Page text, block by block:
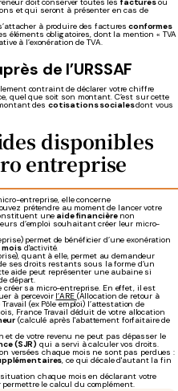
doit conserver toutes les facturesou
et qui seront à présenter en cas de
à produire des factures conformes
éléments obligatoires, dont la mention « TVA
à l’exonération de TVA.
de l’URSSAF
contraint de déclarer votre chiffre
quel que soit son montant. C’est sur cette
des cotisations socialesdont vous
disponibles
entreprise
entreprise, elle concerne
prétendre au moment de lancer votre
une aide financièrenon
d’emploi souhaitant créer leur micro-
permet de bénéficier d’une exonération
moisd'activité.
quant à elle, permet au demandeur
ses droits restants sous la forme d’un
aide peut représenter une aubaine si
départ.
créer sa micro-entreprise. En effet, il est
à percevoir l’ARE (Allocation de retour à
(ex Pôle emploi) l’attestation de
France Travail déduit de votre allocation
(calculé après l'abattement forfaitaire de
et de votre revenu ne peut pas dépasser le
(SJR) qui a servi à calculer vos droits.
versées chaque mois ne sont pas perdues :
, ce qui décale d'autant la fin
chaque mois en déclarant votre
le calcul du complément.